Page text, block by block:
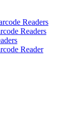
Readers
Readers
Reader